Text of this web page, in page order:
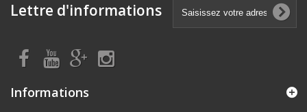
Lettre d'informations
Informations